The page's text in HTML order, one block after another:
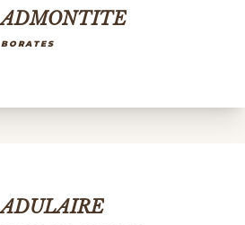
ADMONTITE
BORATES
ADULAIRE